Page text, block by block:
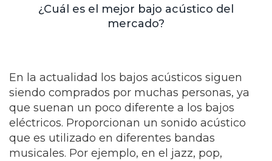
¿Cuál es el mejor bajo acústico del
mercado?
En la actualidad los bajos acústicos siguen
siendo comprados por muchas personas, ya
que suenan un poco diferente a los bajos
eléctricos. Proporcionan un sonido acústico
que es utilizado en diferentes bandas
musicales. Por ejemplo, en el jazz, pop,